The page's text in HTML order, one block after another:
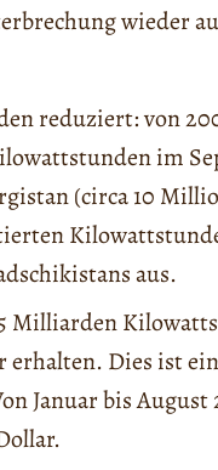
wieder
reduziert: von
im
(circa 10
aus.
Milliarden
Dies ist
Januar bis August